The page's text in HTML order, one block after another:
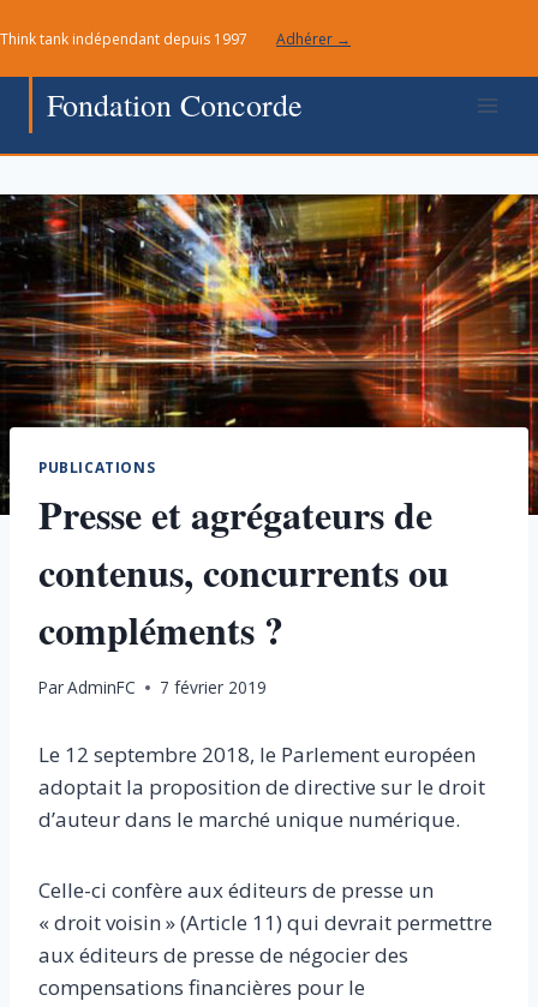
au
contenu
Think tank indépendant depuis 1997 Adhérer →
Fondation Concorde
PUBLICATIONS
Presse et agrégateurs de
contenus, concurrents ou
compléments ?
ParAdminFC 7 février 2019
Le 12 septembre 2018, le Parlement européen
adoptait la proposition de directive sur le droit
d’auteur dans le marché unique numérique.
Celle-ci confère aux éditeurs de presse un
« droit voisin » (Article 11) qui devrait permettre
aux éditeurs de presse de négocier des
compensations financières pour le